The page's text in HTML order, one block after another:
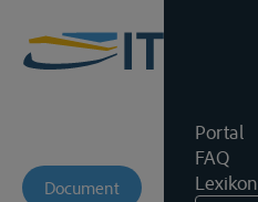
Portal
FAQ
Lexikon
Document